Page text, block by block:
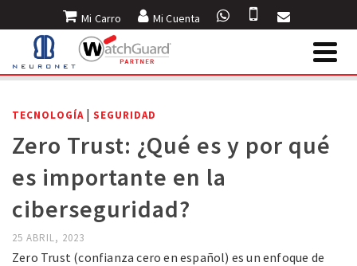
Mi Carro Mi Cuenta
INICIO BLOG » TECNOLOGÍA»ZERO TRUST: ¿QUÉ ES Y POR QUÉ ES
IMPORTANTE EN LA CIBERSEGURIDAD?
TECNOLOGÍA | SEGURIDAD
Zero Trust: ¿Qué es y por qué
es importante en la
ciberseguridad?
25 ABRIL, 2023
Zero Trust (confianza cero en español) es un enfoque de